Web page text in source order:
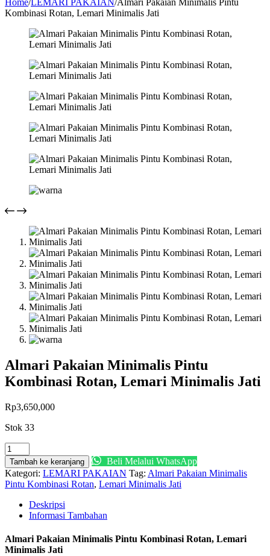
Home/ LEMARI PAKAIAN/Almari Pakaian Minimalis Pintu
Kombinasi Rotan, Lemari Minimalis Jati
Almari Pakaian Minimalis Pintu
Kombinasi Rotan, Lemari Minimalis Jati
Rp3,650,000
Stok 33
Kuantitas
Almari
Pakaian
Minimalis
Pintu
Kombinasi
Rotan,
Lemari
Minimalis
Jati
Tambah ke keranjang
Beli Melalui WhatsApp
Kategori: LEMARI PAKAIAN Tag: Almari Pakaian Minimalis
Pintu Kombinasi Rotan, Lemari Minimalis Jati
Deskripsi
Informasi Tambahan
Almari Pakaian Minimalis Pintu Kombinasi Rotan, Lemari
Minimalis Jati